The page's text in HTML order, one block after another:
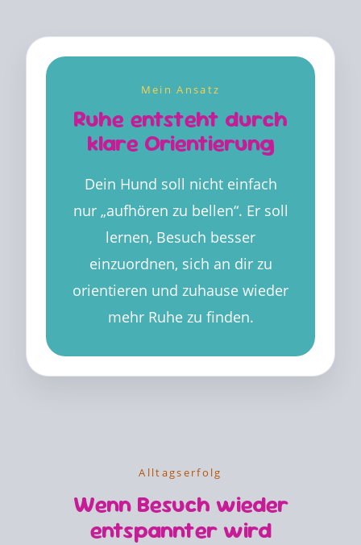
Mein Ansatz
Ruhe entsteht durch
klare Orientierung
Dein Hund soll nicht einfach
nur „aufhören zu bellen“. Er soll
lernen, Besuch besser
einzuordnen, sich an dir zu
orientieren und zuhause wieder
mehr Ruhe zu finden.
Alltagserfolg
Wenn Besuch wieder
entspannter wird